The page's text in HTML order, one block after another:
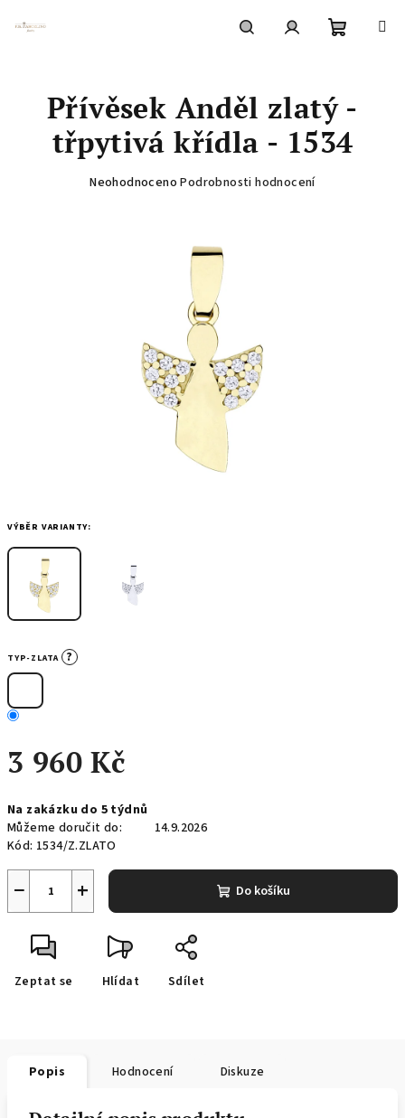
košík
VÝBĚR VARIANTY:
TYP-ZLATA ?
3 960 Kč
cena:
Na zakázku do 5 týdnů
Můžeme doručit do:
14.9.2026
Kód: 1534/Z.ZLATO
+
− Do košíku
Zeptat se Hlídat Sdílet
Přívěsek Anděl zlatý -
třpytivá křídla - 1534
Průměrné
Neohodnoceno Podrobnosti hodnocení
Popis Hodnocení Diskuze